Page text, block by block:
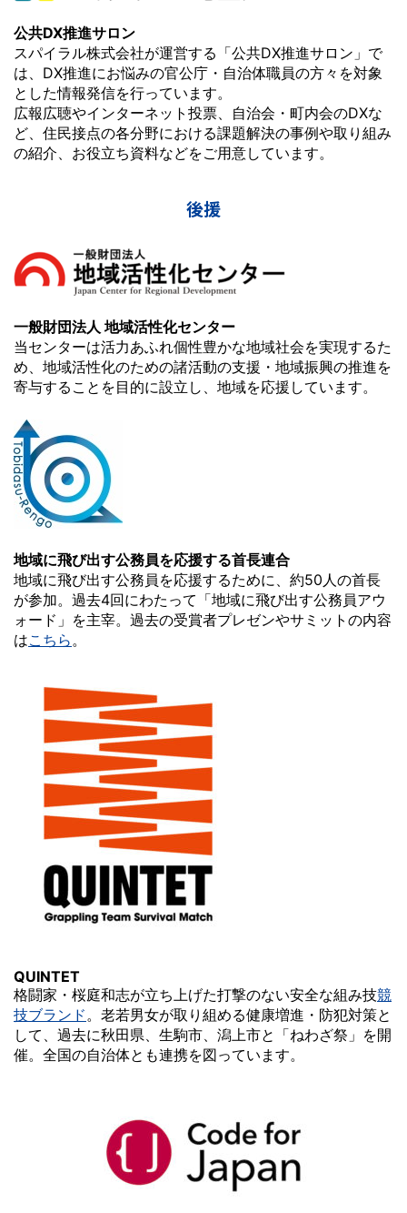
公共DX推進サロン
スパイラル株式会社が運営する「公共DX推進サロン」で
は、DX推進にお悩みの官公庁・自治体職員の方々を対象
とした情報発信を行っています。
広報広聴やインターネット投票、自治会・町内会のDXな
ど、住民接点の各分野における課題解決の事例や取り組み
の紹介、お役立ち資料などをご用意しています。
後援
一般財団法人 地域活性化センター
当センターは活力あふれ個性豊かな地域社会を実現するた
め、地域活性化のための諸活動の支援・地域振興の推進を
寄与することを目的に設立し、地域を応援しています。
地域に飛び出す公務員を応援する首長連合
地域に飛び出す公務員を応援するために、約50人の首長
が参加。過去4回にわたって「地域に飛び出す公務員アウ
ォード」を主宰。過去の受賞者プレゼンやサミットの内容
はこちら 。
QUINTET
格闘家・桜庭和志が立ち上げた打撃のない安全な組み技競
技ブランド 。老若男女が取り組める健康増進・防犯対策と
して、過去に秋田県、生駒市、潟上市と「ねわざ祭」を開
催。全国の自治体とも連携を図っています。